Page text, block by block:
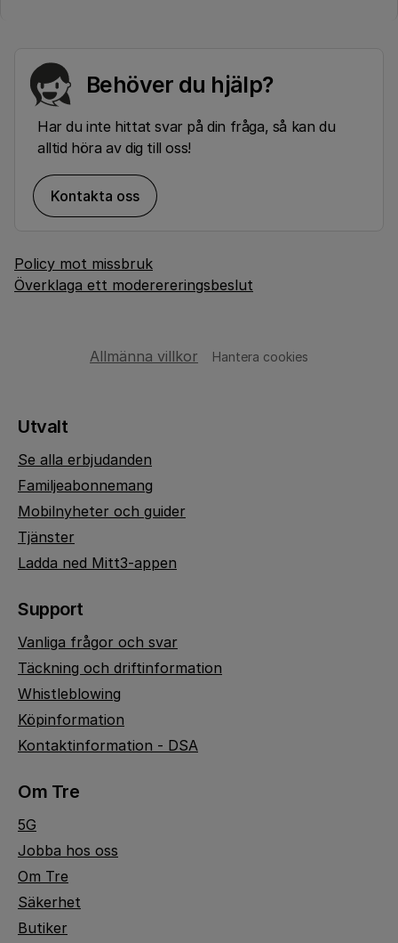
Behöver du hjälp?
Har du inte hittat svar på din fråga, så kan du
alltid höra av dig till oss!
Kontakta oss
Policy mot missbruk
Överklaga ett moderereringsbeslut
Allmänna villkor Hantera cookies
Utvalt
Se alla erbjudanden
Familjeabonnemang
Mobilnyheter och guider
Tjänster
Ladda ned Mitt3-appen
Support
Vanliga frågor och svar
Täckning och driftinformation
Whistleblowing
Köpinformation
Kontaktinformation - DSA
Om Tre
5G
Jobba hos oss
Om Tre
Säkerhet
Butiker